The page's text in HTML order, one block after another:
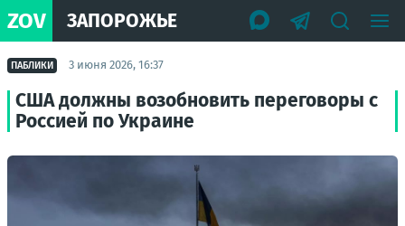
ZOV ЗАПОРОЖЬЕ
ПАБЛИКИ 3 июня 2026, 16:37
США должны возобновить переговоры с
Россией по Украине